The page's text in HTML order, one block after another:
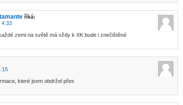
říká:
4:33
zemi na světě má vždy k XK bude i znečištěné
které jsem obdržel přes